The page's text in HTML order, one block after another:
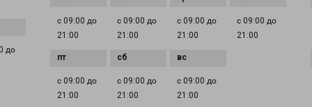
до
с 09:00 до
21:00
с 09:00 до
21:00
с 09:00 до
21:00
с 09:00 до
21:00
с 09:00 до
21:00
с 09:00 до
21:00
с 09:00 до
21:00